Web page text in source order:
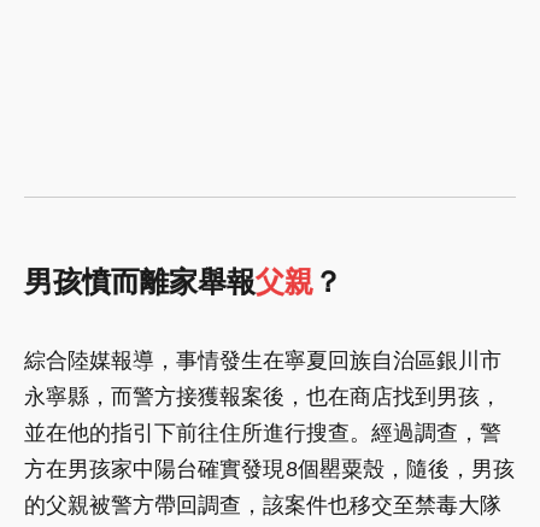
男孩憤而離家舉報父親 ？
綜合陸媒報導，事情發生在寧夏回族自治區銀川市
永寧縣，而警方接獲報案後，也在商店找到男孩，
並在他的指引下前往住所進行搜查。經過調查，警
方在男孩家中陽台確實發現8個罌粟殼，隨後，男孩
的父親被警方帶回調查，該案件也移交至禁毒大隊